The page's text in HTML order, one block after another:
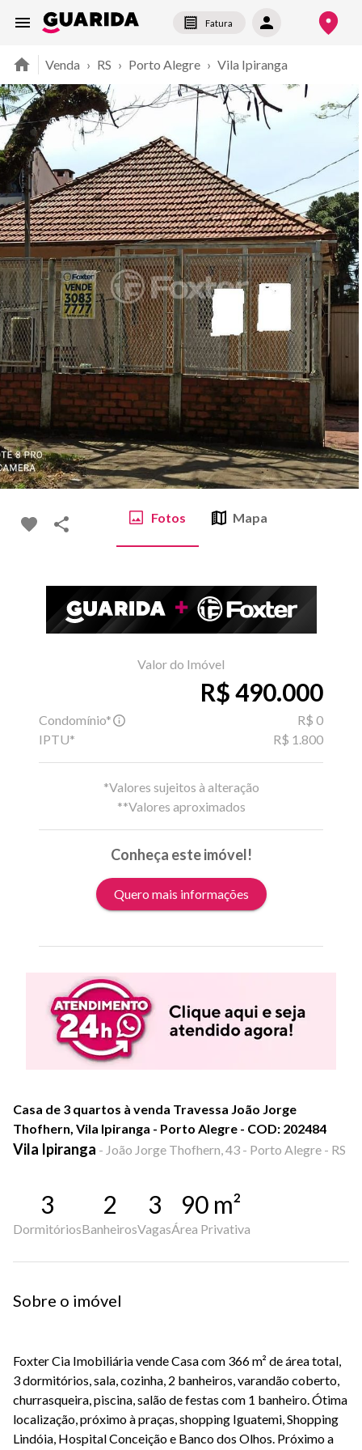
Fatura
Venda › RS › Porto Alegre › Vila Ipiranga
Fotos Mapa
Valor do Imóvel
R$ 490.000
Condomínio*
R$ 0
IPTU*
R$ 1.800
*Valores sujeitos à alteração
**Valores aproximados
Conheça este imóvel!
Quero mais informações
Casa de 3 quartos à venda Travessa João Jorge
Thofhern, Vila Ipiranga - Porto Alegre - COD: 202484
Vila Ipiranga - João Jorge Thofhern, 43 - Porto Alegre - RS
3
Dormitórios
2
Banheiros
3
Vagas
90 m²
Área Privativa
Sobre o imóvel
Foxter Cia Imobiliária vende Casa com 366 m² de área total,
3 dormitórios, sala, cozinha, 2 banheiros, varandão coberto,
churrasqueira, piscina, salão de festas com 1 banheiro. Ótima
localização, próximo à praças, shopping Iguatemi, Shopping
Lindóia, Hospital Conceição e Banco dos Olhos. Próximo a